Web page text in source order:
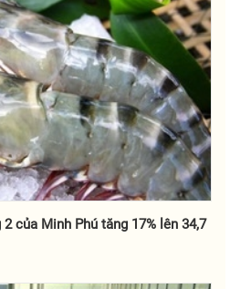
của Minh Phú tăng 17% lên 34,7